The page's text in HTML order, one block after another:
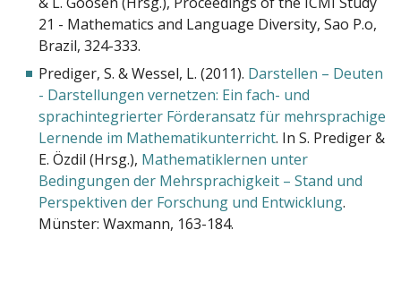
21 - Mathematics and Language Diversity, Sao P.o,
Brazil, 324-333.
Prediger, S. & Wessel, L. (2011). Darstellen – Deuten
- Darstellungen vernetzen: Ein fach- und
sprachintegrierter Förderansatz für mehrsprachige
Lernende im Mathematikunterricht. In S. Prediger &
E. Özdil (Hrsg.), Mathematiklernen unter
Bedingungen der Mehrsprachigkeit – Stand und
Perspektiven der Forschung und Entwicklung.
Münster: Waxmann, 163-184.